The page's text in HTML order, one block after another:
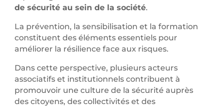
de sécurité au sein de la société.
La prévention, la sensibilisation et la formation
constituent des éléments essentiels pour
améliorer la résilience face aux risques.
Dans cette perspective, plusieurs acteurs
associatifs et institutionnels contribuent à
promouvoir une culture de la sécurité auprès
des citoyens, des collectivités et des